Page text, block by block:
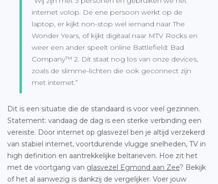
internet volop. De ene persoon werkt op de
laptop, er kijkt non-stop wel iemand naar The
Wonder Years, of kijkt digitaal naar MTV Rocks en
weer een ander speelt online Battlefield: Bad
Company™ 2. Dit staat nog los van onze devices,
zoals de slimme-lichten die ook geconnect zijn
met internet.”
Dit is een situatie die de standaard is voor veel gezinnen.
Statement: vandaag de dag is een sterke verbinding een
vereiste. Door internet op glasvezel ben je altijd verzekerd
van stabiel internet, voortdurende vlugge snelheden, TV in
high definition en aantrekkelijke beltarieven. Hoe zit het
met de voortgang van glasvezel Egmond aan Zee? Bekijk
of het al aanwezig is dankzij de vergelijker. Voer jouw